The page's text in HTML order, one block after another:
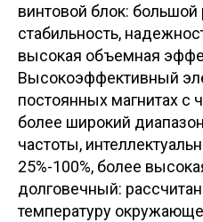
винтовой блок: большой
стабильность,
высокая объемная
Высокоэффективный
постоянных магнитах с
более широкий
частоты,
25%-100%, более
долговечный:
температуру